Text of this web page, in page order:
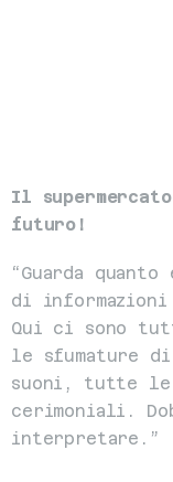
Il
futuro!
“Guarda
di
Qui ci sono
le sfumature
suoni, tutte
cerimoniali.
interpretare.”